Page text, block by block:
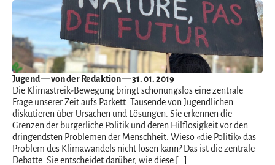
Jugend— von der Redaktion — 31. 01. 2019
Die Klimastreik-Bewegung bringt schonungslos eine zentrale
Frage unserer Zeit aufs Parkett. Tausende von Jugendlichen
diskutieren über Ursachen und Lösungen. Sie erkennen die
Grenzen der bürgerliche Politik und deren Hilflosigkeit vor den
dringendsten Problemen der Menschheit. Wieso «die Politik» das
Problem des Klimawandels nicht lösen kann? Das ist die zentrale
Debatte. Sie entscheidet darüber, wie diese […]